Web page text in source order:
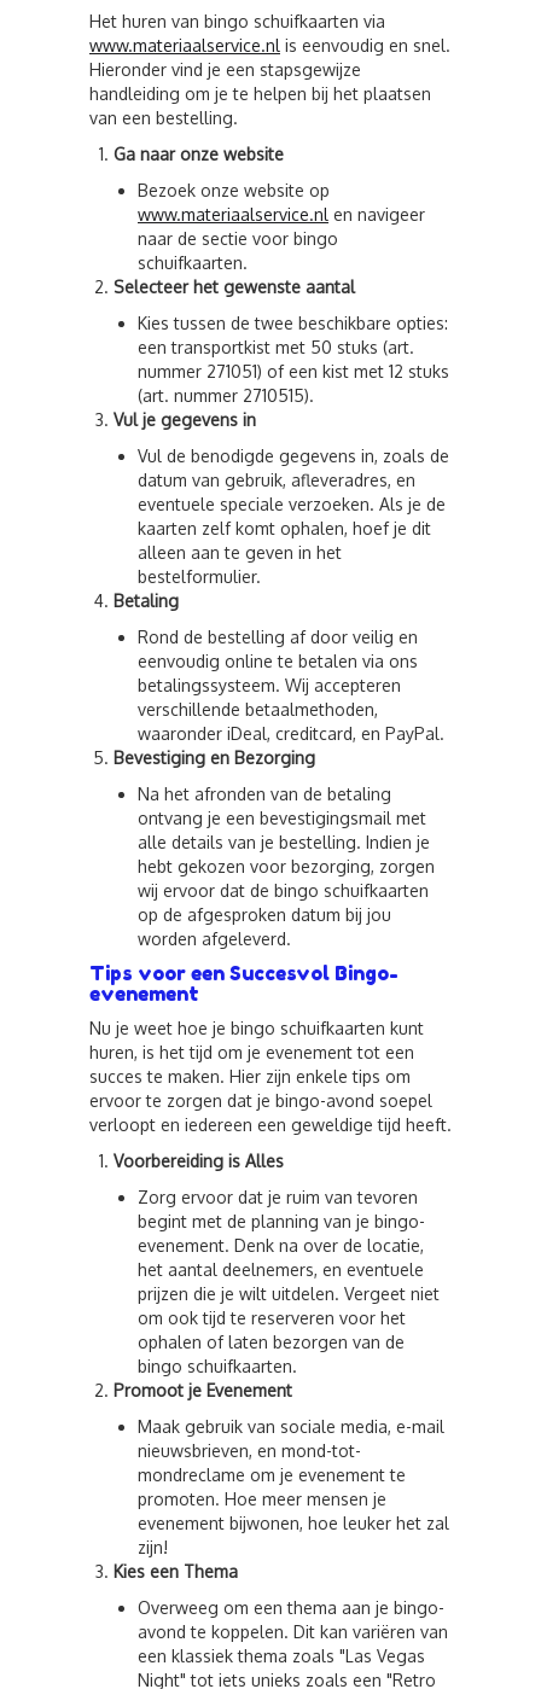
Het huren van bingo schuifkaarten via
www.materiaalservice.nl is eenvoudig en snel.
Hieronder vind je een stapsgewijze
handleiding om je te helpen bij het plaatsen
van een bestelling.
Ga naar onze website
Bezoek onze website op
www.materiaalservice.nl en navigeer
naar de sectie voor bingo
schuifkaarten.
Selecteer het gewenste aantal
Kies tussen de twee beschikbare opties:
een transportkist met 50 stuks (art.
nummer 271051) of een kist met 12 stuks
(art. nummer 2710515).
Vul je gegevens in
Vul de benodigde gegevens in, zoals de
datum van gebruik, afleveradres, en
eventuele speciale verzoeken. Als je de
kaarten zelf komt ophalen, hoef je dit
alleen aan te geven in het
bestelformulier.
Betaling
Rond de bestelling af door veilig en
eenvoudig online te betalen via ons
betalingssysteem. Wij accepteren
verschillende betaalmethoden,
waaronder iDeal, creditcard, en PayPal.
Bevestiging en Bezorging
Na het afronden van de betaling
ontvang je een bevestigingsmail met
alle details van je bestelling. Indien je
hebt gekozen voor bezorging, zorgen
wij ervoor dat de bingo schuifkaarten
op de afgesproken datum bij jou
worden afgeleverd.
Tips voor een Succesvol Bingo-
evenement
Nu je weet hoe je bingo schuifkaarten kunt
huren, is het tijd om je evenement tot een
succes te maken. Hier zijn enkele tips om
ervoor te zorgen dat je bingo-avond soepel
verloopt en iedereen een geweldige tijd heeft.
Voorbereiding is Alles
Zorg ervoor dat je ruim van tevoren
begint met de planning van je bingo-
evenement. Denk na over de locatie,
het aantal deelnemers, en eventuele
prijzen die je wilt uitdelen. Vergeet niet
om ook tijd te reserveren voor het
ophalen of laten bezorgen van de
bingo schuifkaarten.
Promoot je Evenement
Maak gebruik van sociale media, e-mail
nieuwsbrieven, en mond-tot-
mondreclame om je evenement te
promoten. Hoe meer mensen je
evenement bijwonen, hoe leuker het zal
zijn!
Kies een Thema
Overweeg om een thema aan je bingo-
avond te koppelen. Dit kan variëren van
een klassiek thema zoals "Las Vegas
Night" tot iets unieks zoals een "Retro